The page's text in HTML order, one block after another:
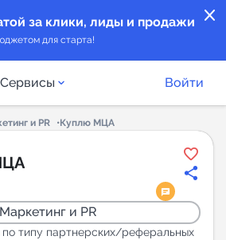
close
за клики, лиды и продажи
для старта!
Сервисы Войти
и PR
Куплю МЦА
Маркетинг и PR
типу партнерских/реферальных